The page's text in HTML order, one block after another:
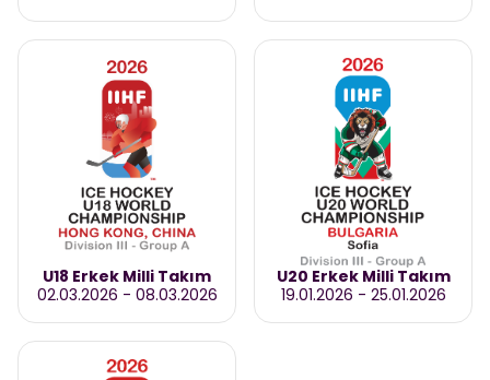
U18 Erkek Milli Takım
02.03.2026 - 08.03.2026
U20 Erkek Milli Takım
19.01.2026 - 25.01.2026